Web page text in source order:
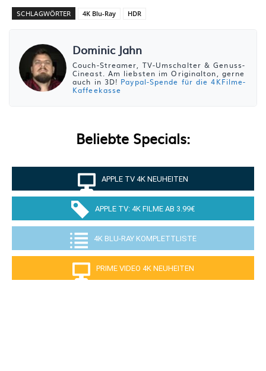
SCHLAGWÖRTER 4K Blu-Ray HDR
Dominic Jahn
Couch-Streamer, TV-Umschalter & Genuss-
Cineast. Am liebsten im Originalton, gerne
auch in 3D! Paypal-Spende für die 4KFilme-
Kaffeekasse
Beliebte Specials:
APPLE TV 4K NEUHEITEN
APPLE TV: 4K FILME AB 3.99€
4K BLU-RAY KOMPLETTLISTE
PRIME VIDEO 4K NEUHEITEN